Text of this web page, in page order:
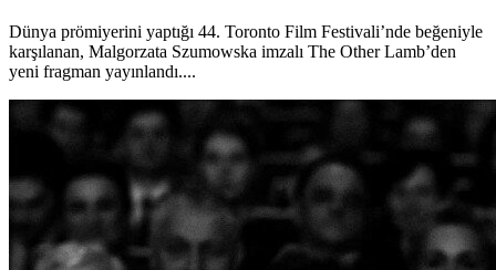
Dünya prömiyerini yaptığı 44. Toronto Film Festivali’nde beğeniyle
karşılanan, Malgorzata Szumowska imzalı The Other Lamb’den
yeni fragman yayınlandı....